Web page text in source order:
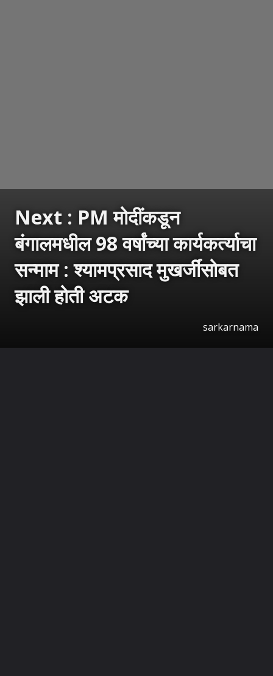
Next : PM मोदींकडून
बंगालमधील 98 वर्षांच्या कार्यकर्त्याचा
सन्माम : श्यामप्रसाद मुखर्जींसोबत
झाली होती अटक
sarkarnama